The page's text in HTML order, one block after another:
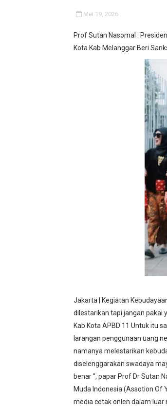
Turnamen
‎UCAPKAN
BM PAN
Kapolres
Satu
Mei 19, 2026
Prof Sutan Nasomal :
Kota Kab Melanggar Beri
Jakarta | Kegiatan
dilestarikan tapi jangan pakai
Kab Kota APBD 11 Untuk itu
larangan penggunaan uang
namanya melestarikan
diselenggarakan swadaya
benar ", papar Prof Dr Sutan
Muda Indonesia (Assotion Of
media cetak onlen dalam